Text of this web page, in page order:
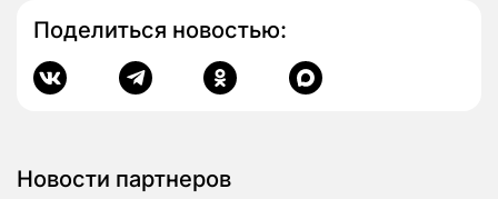
Поделиться новостью:
Новости партнеров